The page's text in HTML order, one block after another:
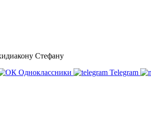
Стефану
Одноклассники Telegram